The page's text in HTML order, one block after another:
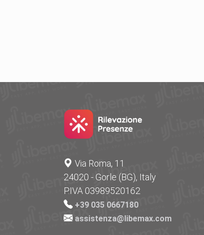
Via Roma, 11
24020 - Gorle (BG), Italy
P.IVA 03989520162
+39 035 0667180
assistenza@libemax.com